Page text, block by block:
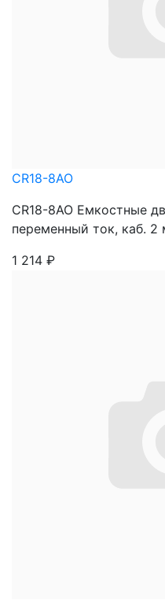
CR18-8AO
CR18-8AO Емкостные
переменный ток, каб. 2
1 214 ₽